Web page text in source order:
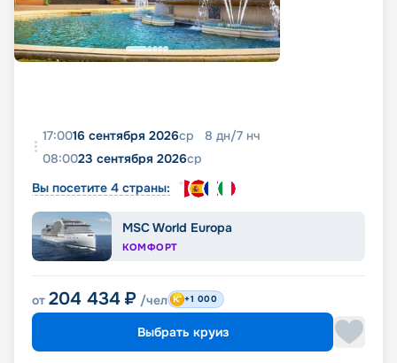
17:0016 сентября 2026ср 8 дн/7 нч
08:0023 сентября 2026ср
Вы посетите 4 страны:
MSC World Europa
КОМФОРТ
от 204 434 ₽ /чел +1 000
Выбрать круиз